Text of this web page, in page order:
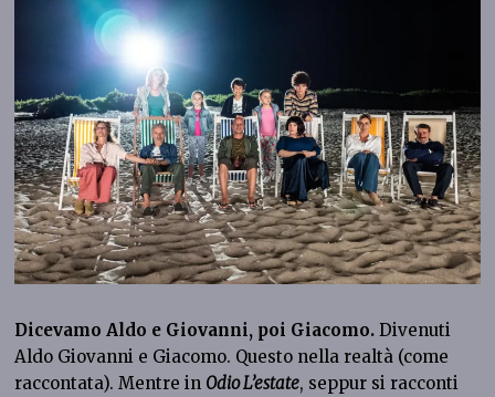
Dicevamo Aldo e Giovanni, poi Giacomo.Divenuti
Aldo Giovanni e Giacomo. Questo nella realtà (come
raccontata). Mentre in Odio L’estate, seppur si racconti